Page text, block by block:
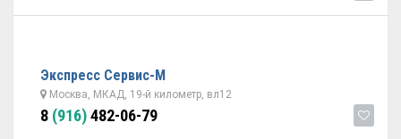
Экспресс Сервис-М
Москва, МКАД, 19-й километр, вл12
8 (916)482-06-79